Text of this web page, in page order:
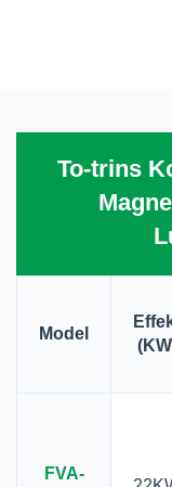
To-trins
Model
FVA-